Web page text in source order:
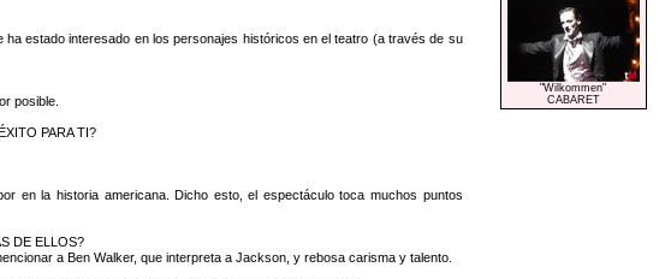
estado interesado en los personajes históricos en el teatro (a través de su
posible.
PARA TI?
en la historia americana. Dicho esto, el espectáculo toca muchos puntos
DE ELLOS?
a Ben Walker, que interpreta a Jackson, y rebosa carisma y talento.
"Wilkommen"
CABARET